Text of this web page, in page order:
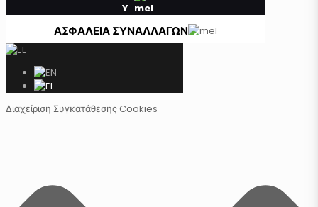
Y
ΑΣΦΑΛΕΙΑ ΣΥΝΑΛΛΑΓΩΝ
Διαχείριση Συγκατάθεσης Cookies